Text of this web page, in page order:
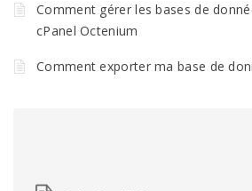
Comment gérer les bases de
cPanel Octenium
Comment exporter ma base de